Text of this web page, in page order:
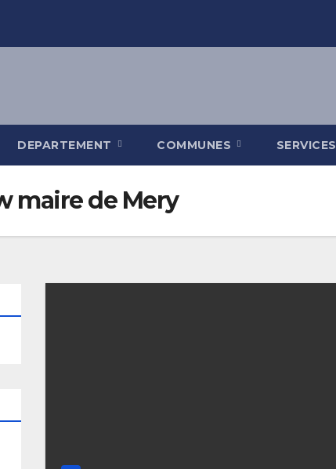
DEPARTEMENT COMMUNES SERVICES
maire de Mery